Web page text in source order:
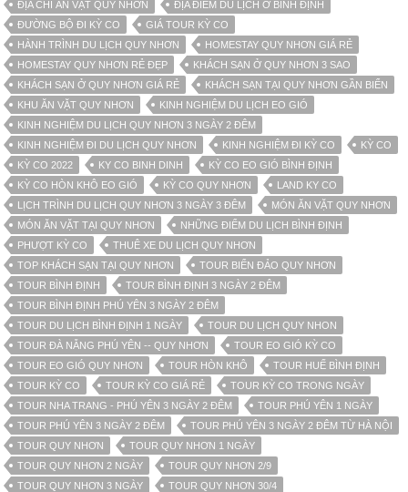
ĐỊA CHỈ ĂN VẶT QUY NHƠN
ĐỊA ĐIỂM DU LỊCH Ở BÌNH ĐỊNH
ĐƯỜNG BỘ ĐI KỲ CO
GIÁ TOUR KỲ CO
HÀNH TRÌNH DU LỊCH QUY NHƠN
HOMESTAY QUY NHƠN GIÁ RẺ
HOMESTAY QUY NHƠN RẺ ĐẸP
KHÁCH SẠN Ở QUY NHƠN 3 SAO
KHÁCH SẠN Ở QUY NHƠN GIÁ RẺ
KHÁCH SẠN TẠI QUY NHƠN GẦN BIỂN
KHU ĂN VẶT QUY NHƠN
KINH NGHIỆM DU LỊCH EO GIÓ
KINH NGHIỆM DU LỊCH QUY NHƠN 3 NGÀY 2 ĐÊM
KINH NGHIỆM ĐI DU LỊCH QUY NHƠN
KINH NGHIỆM ĐI KỲ CO
KỲ CO
KỲ CO 2022
KY CO BINH DINH
KỲ CO EO GIÓ BÌNH ĐỊNH
KỲ CO HÒN KHÔ EO GIÓ
KỲ CO QUY NHƠN
LAND KY CO
LỊCH TRÌNH DU LỊCH QUY NHƠN 3 NGÀY 3 ĐÊM
MÓN ĂN VẶT QUY NHƠN
MÓN ĂN VẶT TẠI QUY NHƠN
NHỮNG ĐIỂM DU LỊCH BÌNH ĐỊNH
PHƯỢT KỲ CO
THUÊ XE DU LỊCH QUY NHƠN
TOP KHÁCH SẠN TẠI QUY NHƠN
TOUR BIỂN ĐẢO QUY NHƠN
TOUR BÌNH ĐỊNH
TOUR BÌNH ĐỊNH 3 NGÀY 2 ĐÊM
TOUR BÌNH ĐỊNH PHÚ YÊN 3 NGÀY 2 ĐÊM
TOUR DU LỊCH BÌNH ĐỊNH 1 NGÀY
TOUR DU LỊCH QUY NHON
TOUR ĐÀ NẴNG PHÚ YÊN -- QUY NHƠN
TOUR EO GIÓ KỲ CO
TOUR EO GIÓ QUY NHƠN
TOUR HÒN KHÔ
TOUR HUẾ BÌNH ĐỊNH
TOUR KỲ CO
TOUR KỲ CO GIÁ RẺ
TOUR KỲ CO TRONG NGÀY
TOUR NHA TRANG - PHÚ YÊN 3 NGÀY 2 ĐÊM
TOUR PHÚ YÊN 1 NGÀY
TOUR PHÚ YÊN 3 NGÀY 2 ĐÊM
TOUR PHÚ YÊN 3 NGÀY 2 ĐÊM TỪ HÀ NỘI
TOUR QUY NHƠN
TOUR QUY NHƠN 1 NGÀY
TOUR QUY NHƠN 2 NGÀY
TOUR QUY NHƠN 2/9
TOUR QUY NHƠN 3 NGÀY
TOUR QUY NHƠN 30/4